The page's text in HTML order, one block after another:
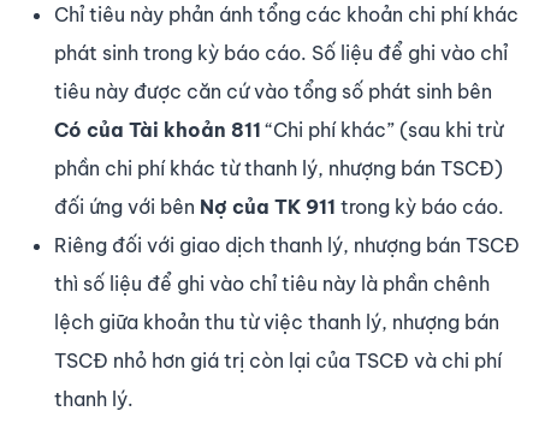
Chỉ tiêu này phản ánh tổng các khoản chi phí khác
phát sinh trong kỳ báo cáo. Số liệu để ghi vào chỉ
tiêu này được căn cứ vào tổng số phát sinh bên
Có của Tài khoản 811 “Chi phí khác” (sau khi trừ
phần chi phí khác từ thanh lý, nhượng bán TSCĐ)
đối ứng với bên Nợ của TK 911 trong kỳ báo cáo.
Riêng đối với giao dịch thanh lý, nhượng bán TSCĐ
thì số liệu để ghi vào chỉ tiêu này là phần chênh
lệch giữa khoản thu từ việc thanh lý, nhượng bán
TSCĐ nhỏ hơn giá trị còn lại của TSCĐ và chi phí
thanh lý.